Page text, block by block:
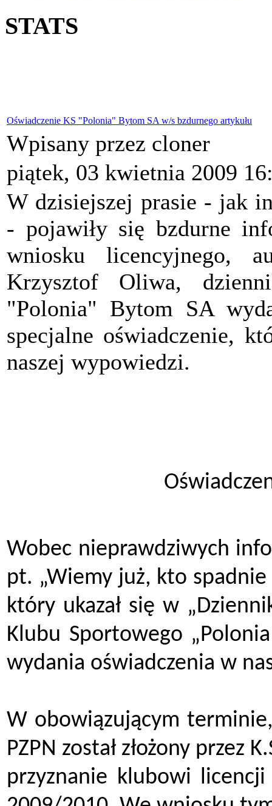
STATS
Oświadczenie KS "Polonia" Bytom SA w/s bzdurnego artykułu
Wpisany przez cloner
piątek, 03 kwietnia 2009
W dzisiejszej prasie - jak
- pojawiły się bzdurne
wniosku licencyjnego,
Krzysztof Oliwa,
"Polonia" Bytom SA
specjalne oświadczenie,
naszej wypowiedzi.
Wobec nieprawdziwych
pt. „Wiemy już, kto
który ukazał się w
Klubu Sportowego
wydania oświadczenia w
W obowiązującym
PZPN został złożony przez
przyznanie klubowi